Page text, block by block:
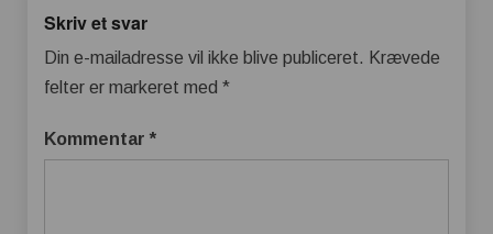
Skriv et svar
Din e-mailadresse vil ikke blive publiceret. Krævede
felter er markeret med *
Kommentar *